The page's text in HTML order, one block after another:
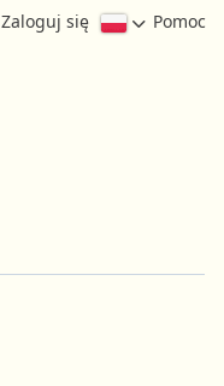
Zaloguj się Pomoc